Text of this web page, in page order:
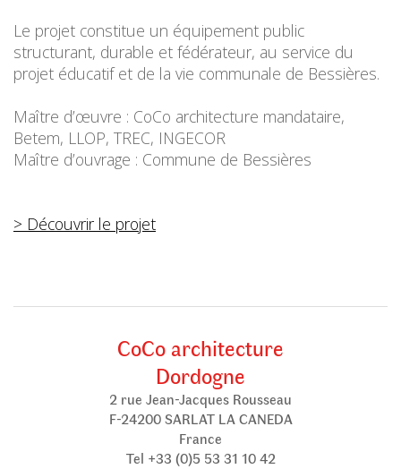
Le projet constitue un équipement public
structurant, durable et fédérateur, au service du
projet éducatif et de la vie communale de Bessières.
Maître d’œuvre : CoCo architecture mandataire,
Betem, LLOP, TREC, INGECOR
Maître d’ouvrage : Commune de Bessières
> Découvrir le projet
CoCo architecture
Dordogne
2 rue Jean-Jacques Rousseau
F-24200 SARLAT LA CANEDA
France
Tel +33 (0)5 53 31 10 42